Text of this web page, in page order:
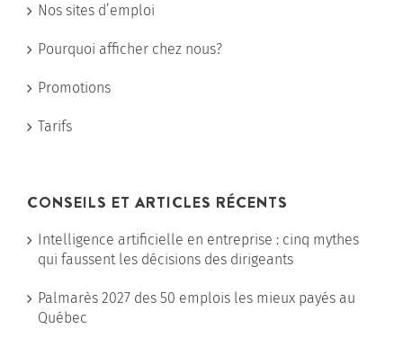
Nos sites d’emploi
Pourquoi afficher chez nous?
Promotions
Tarifs
CONSEILS ET ARTICLES RÉCENTS
Intelligence artificielle en entreprise : cinq mythes
qui faussent les décisions des dirigeants
Palmarès 2027 des 50 emplois les mieux payés au
Québec